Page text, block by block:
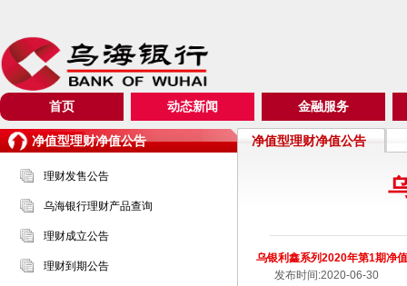
首页 动态新闻 金融服务
净值型理财净值公告
理财发售公告
乌海银行理财产品查询
理财成立公告
理财到期公告
净值型理财净值公告
乌银利鑫系列2020年第1期净
发布时间:2020-06-30